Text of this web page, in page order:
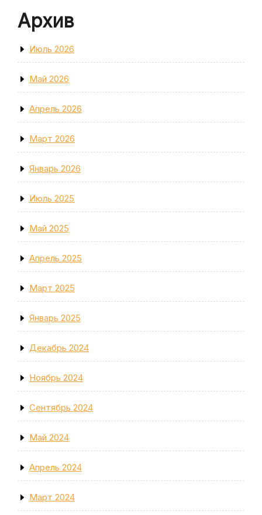
Архив
Июль 2026
Май 2026
Апрель 2026
Март 2026
Январь 2026
Июль 2025
Май 2025
Апрель 2025
Март 2025
Январь 2025
Декабрь 2024
Ноябрь 2024
Сентябрь 2024
Май 2024
Апрель 2024
Март 2024